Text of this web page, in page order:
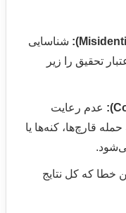
شناسایی
تحقیق را زیر
عدم رعایت
قارچ‌ها، کنه‌ها یا
خطا که کل نتایج